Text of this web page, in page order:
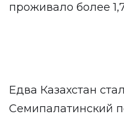
проживало более
Едва Казахстан
Семипалатинский